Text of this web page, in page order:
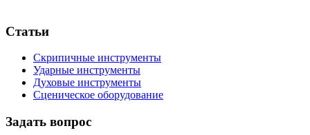
Статьи
Скрипичные инструменты
Ударные инструменты
Духовые инструменты
Сценическое оборудование
Задать вопрос